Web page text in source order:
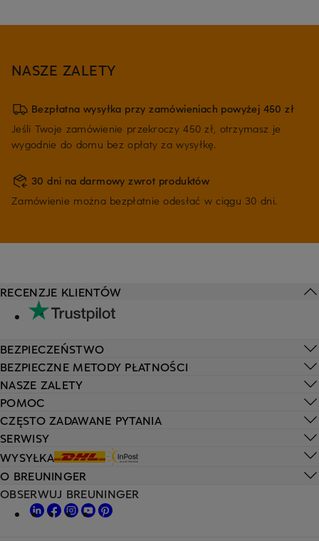
NASZE ZALETY
Bezpłatna wysyłka przy zamówieniach powyżej 450 zł
Jeśli Twoje zamówienie przekroczy 450 zł, otrzymasz je
wygodnie do domu bez opłaty za wysyłkę.
30 dni na darmowy zwrot produktów
Zamówienie można bezpłatnie odesłać w ciągu 30 dni.
POMOC
CZĘSTO ZADAWANE PYTANIA
SERWISY
WYSYŁKA
RECENZJE KLIENTÓW
BEZPIECZEŃSTWO
BEZPIECZNE METODY PŁATNOŚCI
NASZE ZALETY
O BREUNINGER
OBSERWUJ BREUNINGER